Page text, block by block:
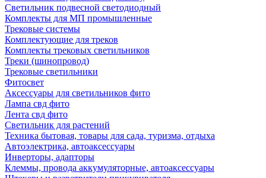
Светильник подвесной светодиодный
Комплекты для МП промышленные
Трековые системы
Комплектующие для треков
Комплекты трековых светильников
Треки (шинопровод)
Трековые светильники
Фитосвет
Аксессуары для светильников фито
Лампа свд фито
Лента свд фито
Светильник для растений
Техника бытовая, товары для сада, туризма, отдыха
Автоэлектрика, автоаксессуары
Инверторы, адапторы
Клеммы, провода аккумуляторные, автоаксессуары